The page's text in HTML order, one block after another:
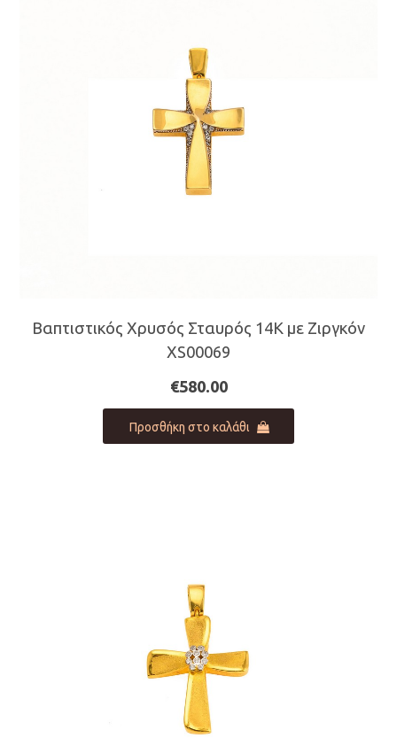
Βαπτιστικός Χρυσός Σταυρός 14Κ με Ζιργκόν
XS00069
€580.00
Προσθήκη στο καλάθι